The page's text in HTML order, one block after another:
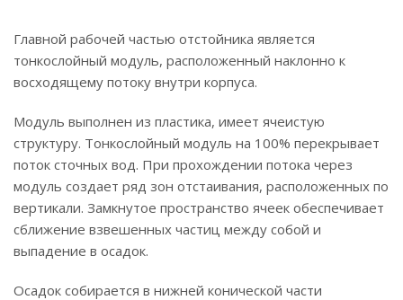
Главной рабочей частью отстойника является
тонкослойный модуль, расположенный наклонно к
восходящему потоку внутри корпуса.
Модуль выполнен из пластика, имеет ячеистую
структуру. Тонкослойный модуль на 100% перекрывает
поток сточных вод. При прохождении потока через
модуль создает ряд зон отстаивания, расположенных по
вертикали. Замкнутое пространство ячеек обеспечивает
сближение взвешенных частиц между собой и
выпадение в осадок.
Осадок собирается в нижней конической части